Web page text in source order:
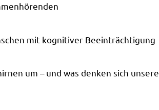
mit kognitiver Beeinträchtigung
um – und was denken sich unsere